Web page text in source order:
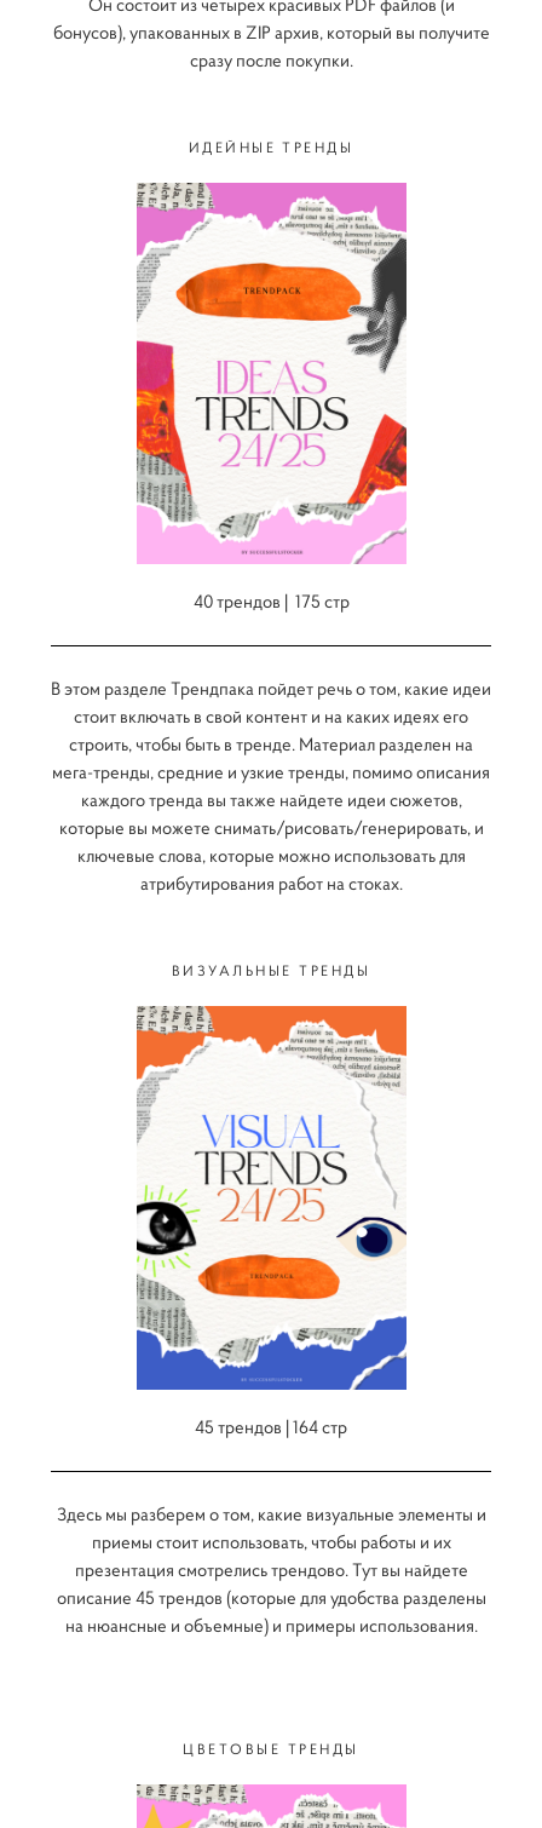
Он состоит из четырех красивых PDF файлов (и
бонусов), упакованных в ZIP архив, который вы получите
сразу после покупки.
ИДЕЙНЫЕ ТРЕНДЫ
40 трендов | 175 стр
В этом разделе Трендпака пойдет речь о том, какие идеи
стоит включать в свой контент и на каких идеях его
строить, чтобы быть в тренде. Материал разделен на
мега-тренды, средние и узкие тренды, помимо описания
каждого тренда вы также найдете идеи сюжетов,
которые вы можете снимать/рисовать/генерировать, и
ключевые слова, которые можно использовать для
атрибутирования работ на стоках.
ВИЗУАЛЬНЫЕ ТРЕНДЫ
45 трендов | 164 стр
Здесь мы разберем о том, какие визуальные элементы и
приемы стоит использовать, чтобы работы и их
презентация смотрелись трендово. Тут вы найдете
описание 45 трендов (которые для удобства разделены
на нюансные и объемные) и примеры использования.
ЦВЕТОВЫЕ ТРЕНДЫ